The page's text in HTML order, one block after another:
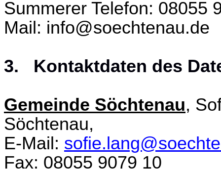
Summerer Telefon: 08055
Mail: info@soechtenau.de
3. Kontaktdaten des
Gemeinde Söchtenau,
Söchtenau,
E-Mail:
Fax: 08055 9079 10